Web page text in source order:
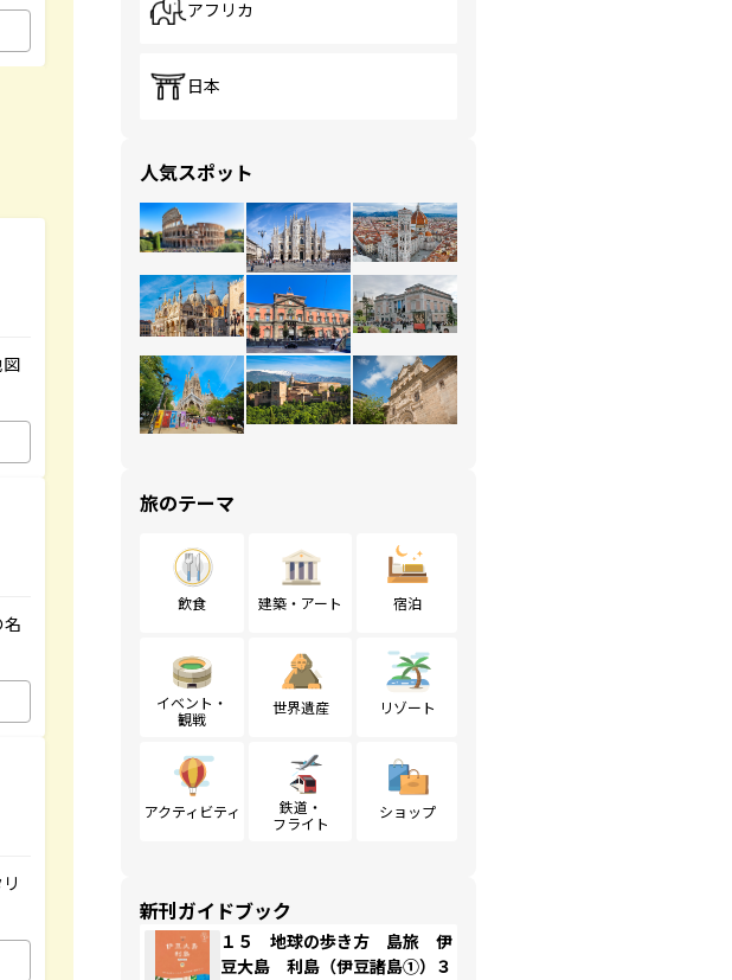
アフリカ
日本
人気スポット
旅のテーマ
飲食 建築・アート 宿泊
イベント・
観戦
世界遺産 リゾート
アクティビティ
鉄道・
フライト
ショップ
新刊ガイドブック
１５ 地球の歩き方 島旅 伊
豆大島 利島（伊豆諸島①）３